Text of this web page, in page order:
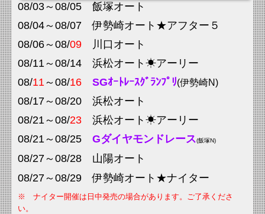
08/03～08/05 飯塚オート
08/04～08/07 伊勢崎オート★アフター５
08/06～08/09 川口 オート
08/11～08/14 浜松オート☀アーリー
08/11～08/16 SGｵｰﾄﾚｰｽｸﾞﾗﾝﾌﾟﾘ(伊勢崎N)
08/17～08/20 浜松オート
08/21～08/23 浜松オート☀アーリー
08/21～08/25 Gダイヤモンドレース(飯塚N)
08/27～08/28 山陽オート
08/27～08/29 伊勢崎オート★ナイター
※ ナイター開催は日中発売の場合があります。ご了承くださ
い。